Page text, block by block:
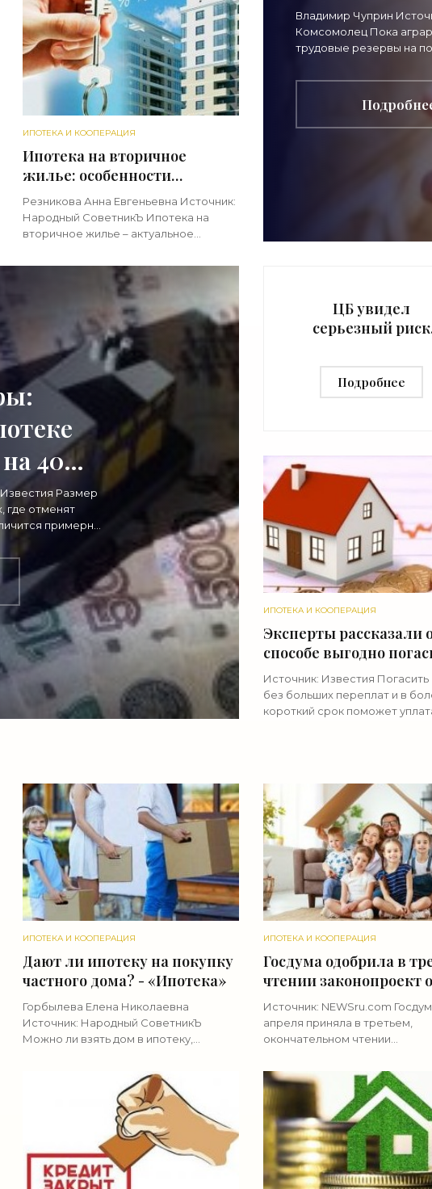
Владимир Чуприн
Комсомолец Пока
трудовые резервы на
мигрантов – это всерьез
ИПОТЕКА И КООПЕРАЦИЯ
Ипотека на вторичное
жилье: особенности
получения - «Ипотека»
Резникова Анна Евгеньевна Источник:
Народный СоветникЪ Ипотека на
вторичное жилье – актуальное
россиян. Особенности получения
ипотеки на вторичное жилье
интересуют всех,
40%
-
Размер
где отменят
примерно
— почти на
ЦБ увидел
серьезный риск
по ипотеке -
«Ипотека»
Подробнее
ИПОТЕКА И КООПЕРАЦИЯ
Эксперты рассказали
способе выгодно
ипотеку - «Ипотека»
Источник: Известия Погасить
без больших переплат и в
короткий срок поможет
ИПОТЕКА И КООПЕРАЦИЯ
Дают ли ипотеку на покупку
частного дома? - «Ипотека»
Горбылева Елена Николаевна
Источник: Народный СоветникЪ
Можно ли взять дом в ипотеку,
денег на покупку не хватает. В статье
расскажем, чем ипотечное
ИПОТЕКА И КООПЕРАЦИЯ
Госдума одобрила в
чтении законопроект о
расширении
софинансирования
для многодетных
Источник: NEWSru.com
апреля приняла в третьем,
окончательном чтении
уточняющий цели ипотечного
по государственной
софинансирования